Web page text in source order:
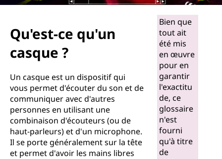
Qu'est-ce qu'un
casque ?
Un casque est un dispositif qui
vous permet d'écouter du son et de
communiquer avec d'autres
personnes en utilisant une
combinaison d'écouteurs (ou de
haut-parleurs) et d'un microphone.
Il se porte généralement sur la tête
et permet d'avoir les mains libres
Bien que
tout ait
été mis
en œuvre
pour en
garantir
l'exactitu
de, ce
glossaire
n'est
fourni
qu'à titre
de